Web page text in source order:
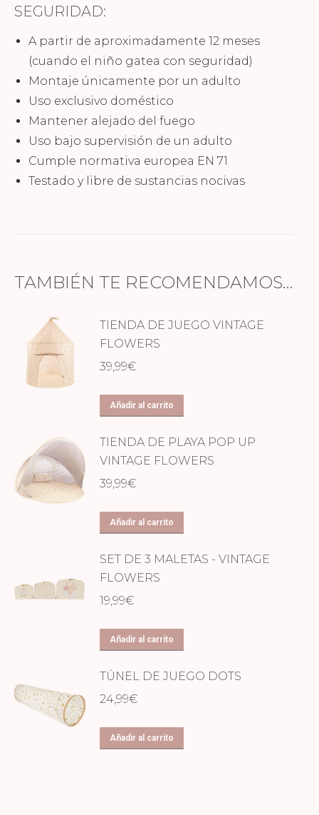
SEGURIDAD:
A partir de aproximadamente 12 meses
(cuando el niño gatea con seguridad)
Montaje únicamente por un adulto
Uso exclusivo doméstico
Mantener alejado del fuego
Uso bajo supervisión de un adulto
Cumple normativa europea EN 71
Testado y libre de sustancias nocivas
TAMBIÉN TE RECOMENDAMOS…
TIENDA DE JUEGO VINTAGE
FLOWERS
39,99€
Añadir al carrito
TIENDA DE PLAYA POP UP
VINTAGE FLOWERS
39,99€
Añadir al carrito
SET DE 3 MALETAS - VINTAGE
FLOWERS
19,99€
Añadir al carrito
TÚNEL DE JUEGO DOTS
24,99€
Añadir al carrito